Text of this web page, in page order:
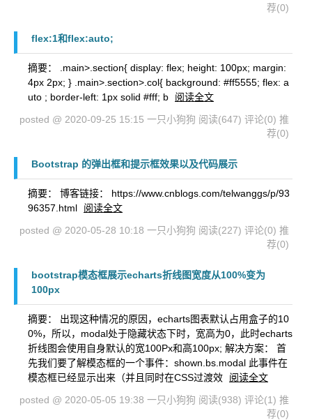
荐(0)
flex:1和flex:auto;
摘要： .main>.section{ display: flex; height: 100px; margin:
4px 2px; } .main>.section>.col{ background: #ff5555; flex: a
uto ; border-left: 1px solid #fff; b
阅读全文
posted @ 2020-09-25 15:15 一只小狗狗 阅读(647) 评论(0) 推
荐(0)
Bootstrap 的弹出框和提示框效果以及代码展示
摘要： 博客链接： https://www.cnblogs.com/telwanggs/p/93
96357.html
阅读全文
posted @ 2020-05-28 10:18 一只小狗狗 阅读(227) 评论(0) 推
荐(0)
bootstrap模态框展示echarts折线图宽度从100%变为
100px
摘要： 出现这种情况的原因，echarts图表默认占用盒子的10
0%，所以，modal处于隐藏状态下时，宽高为0，此时echarts
折线图会使用自身默认的宽100Px和高100px; 解决方案： 首
先我们要了解模态框的一个事件：shown.bs.modal 此事件在
模态框已经显示出来（并且同时在CSS过渡效
阅读全文
posted @ 2020-05-05 19:38 一只小狗狗 阅读(938) 评论(1) 推
荐(0)